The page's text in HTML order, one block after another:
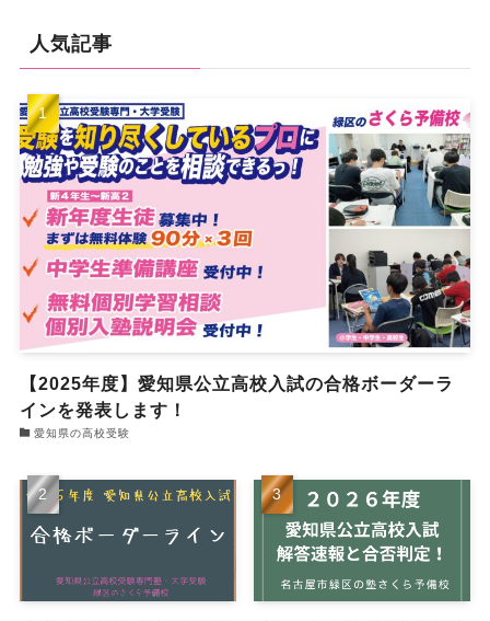
人気記事
【2025年度】愛知県公立高校入試の合格ボーダーラ
インを発表します！
愛知県の高校受験